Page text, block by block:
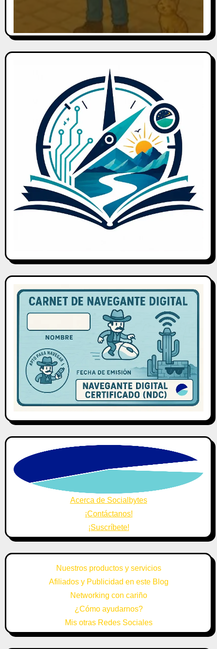
Acerca de Socialbytes
¡Contáctanos!
¡Suscríbete!
Nuestros productos y servicios
Afiliados y Publicidad en este Blog
Networking con cariño
¿Cómo ayudarnos?
Mis otras Redes Sociales